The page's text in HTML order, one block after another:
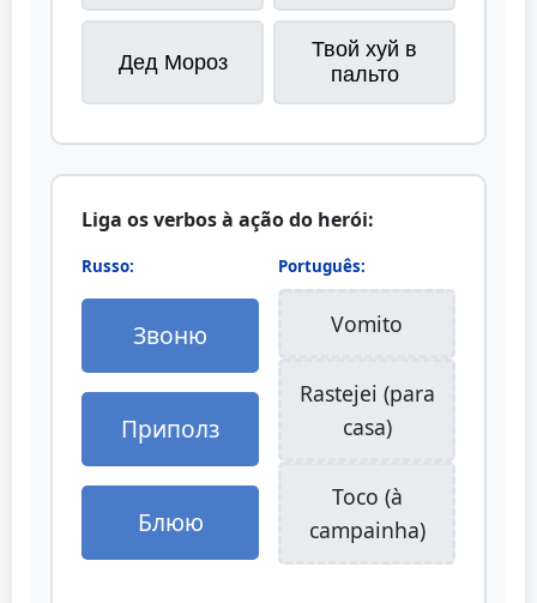
Дед Мороз
Твой хуй в
пальто
Liga os verbos à ação do herói:
Russo:
Звоню
Приполз
Блюю
Português:
Vomito
Rastejei (para
casa)
Toco (à
campainha)